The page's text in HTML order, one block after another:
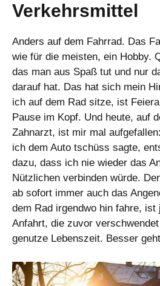
Verkehrsmittel
Anders auf dem Fahrrad. Das
wie für die meisten, ein Hobby.
das man aus Spaß tut und nur
darauf hat. Das hat sich mein
ich auf dem Rad sitze, ist
Pause im Kopf. Und heute, auf
Zahnarzt, ist mir mal
ich dem Auto tschüss sagte,
dazu, dass ich nie wieder das
Nützlichen verbinden würde.
ab sofort immer auch das
dem Rad irgendwo hin fahre, ist
Anfahrt, die zuvor
genutze Lebenszeit. Besser